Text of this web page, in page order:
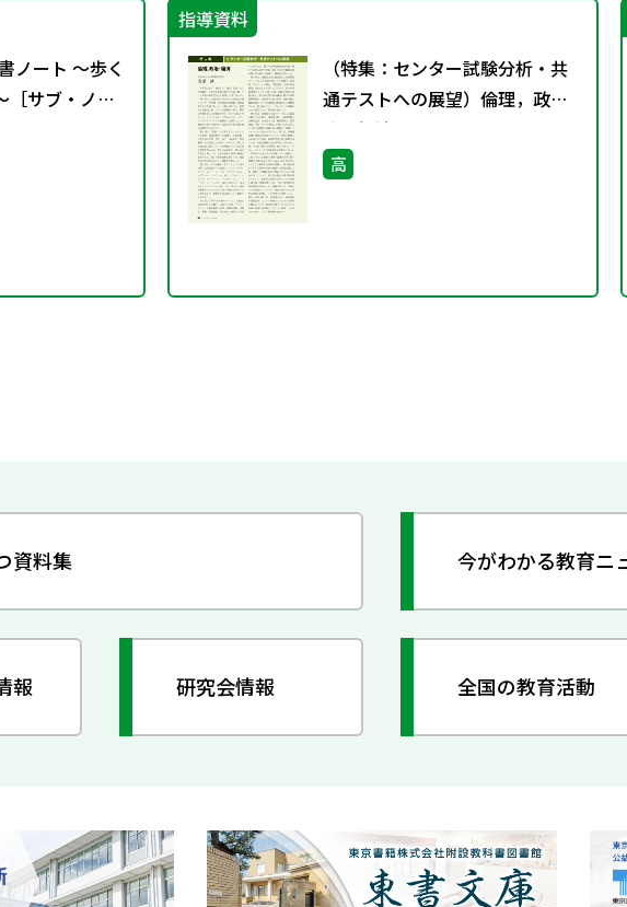
ノート ～歩く
［サブ・ノー
指導資料
（特集：センター試験分析・共
通テストへの展望）倫理，政
治・経済
高
資料集 今がわかる教育ニ
報 研究会情報 全国の教育活動